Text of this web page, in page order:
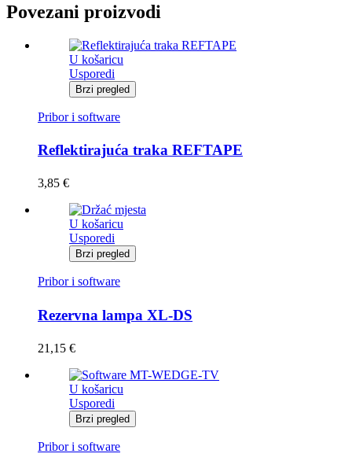
Povezani proizvodi
U košaricu
Usporedi
Brzi pregled
Pribor i software
Reflektirajuća traka REFTAPE
3,85 €
U košaricu
Usporedi
Brzi pregled
Pribor i software
Rezervna lampa XL-DS
21,15 €
U košaricu
Usporedi
Brzi pregled
Pribor i software